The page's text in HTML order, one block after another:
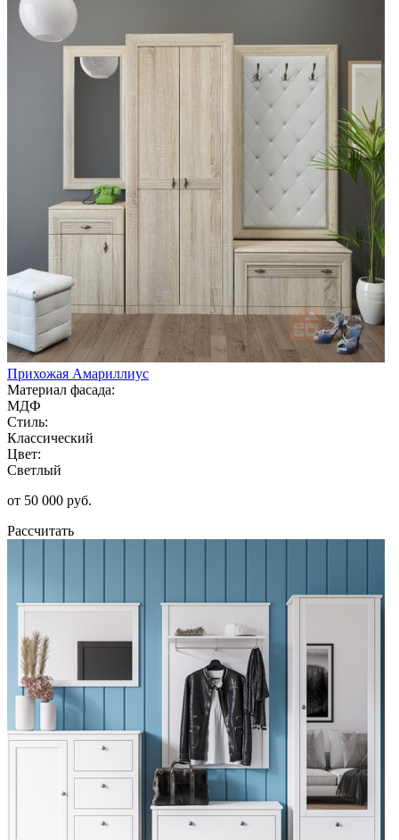
Прихожая Амариллиус
Материал фасада:
МДФ
Стиль:
Классический
Цвет:
Светлый
от 50 000 руб.
Рассчитать